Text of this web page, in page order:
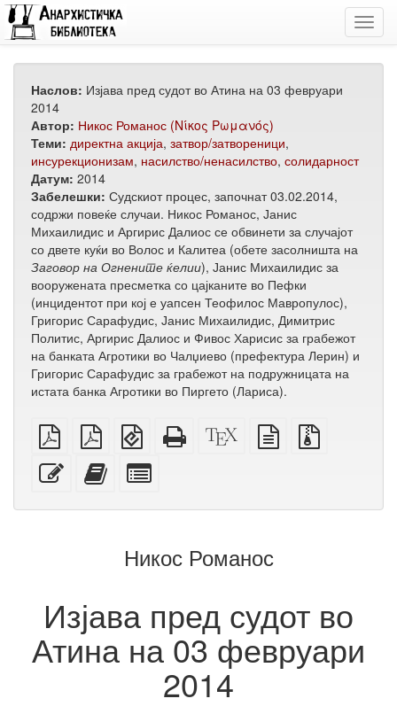
Наслов: Изјава пред судот во Атина на 03 февруари
2014
Автор: Никос Романос (Νίκος Ρωμανός)
Теми: директна акција, затвор/затвореници,
инсурекционизам, насилство/ненасилство, солидарност
Датум: 2014
Забелешки: Судскиот процес, започнат 03.02.2014,
содржи повеќе случаи. Никос Романос, Јанис
Михаилидис и Аргирис Далиос се обвинети за случајот
со двете куќи во Волос и Калитеа (обете засолништа на
Заговор на Огнените ќелии), Јанис Михаилидис за
вооружената пресметка со цајканите во Пефки
(инцидентот при кој е уапсен Теофилос Мавропулос),
Григорис Сарафудис, Јанис Михаилидис, Димитрис
Политис, Аргирис Далиос и Фивос Харисис за грабежот
на банката Агротики во Чалџиево (префектура Лерин) и
Григорис Сарафудис за грабежот на подружницата на
истата банка Агротики во Пиргето (Лариса).
обичен
PDF
А4
PDF
печатење
EPUB
(за
мобилни
уреди)
Целосен
HTML
XeLaTeX
извор
изворот
Уреди
текст
Додади
текст
збирката
за
Никос Романос
Изјава пред судот во
Атина на 03 февруари
2014